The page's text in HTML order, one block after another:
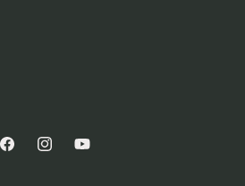
FacebookInstagramYouTube